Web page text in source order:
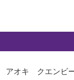
アオキ クエンビ